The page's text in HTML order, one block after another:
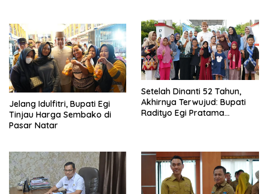
Jelang Idulfitri, Bupati Egi
Tinjau Harga Sembako di
Pasar Natar
Setelah Dinanti 52 Tahun,
Akhirnya Terwujud: Bupati
Radityo Egi Pratama